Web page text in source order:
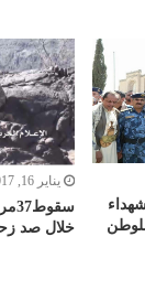
يناير 16, 2017
خلال صد